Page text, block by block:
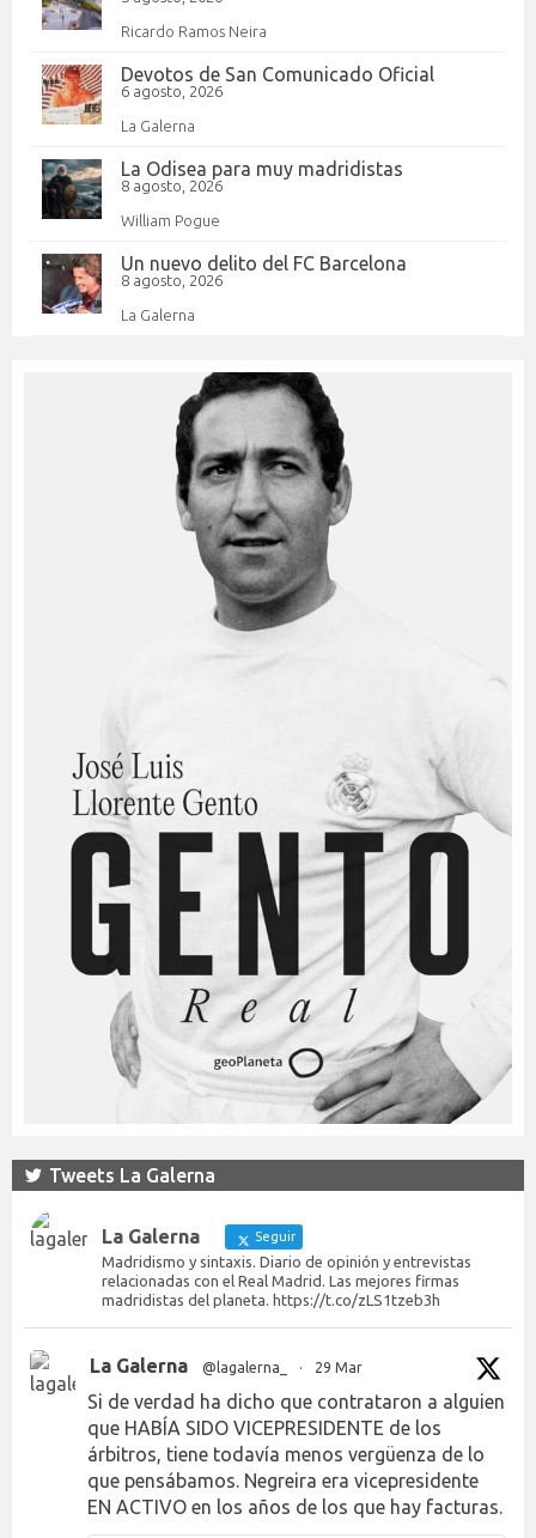
Ricardo Ramos Neira
Devotos de San Comunicado Oficial
6 agosto, 2026
La Galerna
La Odisea para muy madridistas
8 agosto, 2026
William Pogue
Un nuevo delito del FC Barcelona
8 agosto, 2026
La Galerna
Tweets La Galerna
La Galerna Seguir
Madridismo y sintaxis. Diario de opinión y entrevistas
relacionadas con el Real Madrid. Las mejores firmas
madridistas del planeta. https://t.co/zLS1tzeb3h
La Galerna @lagalerna_ · 29 Mar
Si de verdad ha dicho que contrataron a alguien
que HABÍA SIDO VICEPRESIDENTE de los
árbitros, tiene todavía menos vergüenza de lo
que pensábamos. Negreira era vicepresidente
EN ACTIVO en los años de los que hay facturas.